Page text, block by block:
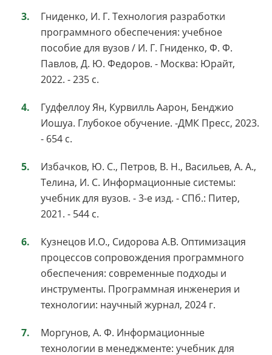
Гниденко, И. Г. Технология разработки
программного обеспечения: учебное
пособие для вузов / И. Г. Гниденко, Ф. Ф.
Павлов, Д. Ю. Федоров. - Москва: Юрайт,
2022. - 235 с.
Гудфеллоу Ян, Курвилль Аарон, Бенджио
Иошуа. Глубокое обучение. -ДМК Пресс, 2023.
- 654 с.
Избачков, Ю. С., Петров, В. Н., Васильев, А. А.,
Телина, И. С. Информационные системы:
учебник для вузов. - 3-е изд. - СПб.: Питер,
2021. - 544 с.
Кузнецов И.О., Сидорова А.В. Оптимизация
процессов сопровождения программного
обеспечения: современные подходы и
инструменты. Программная инженерия и
технологии: научный журнал, 2024 г.
Моргунов, А. Ф. Информационные
технологии в менеджменте: учебник для